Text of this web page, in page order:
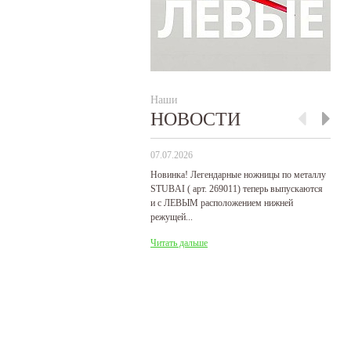
Наши
НОВОСТИ
07.07.2026
Новинка! Легендарные ножницы по металлу
STUBAI ( арт. 269011) теперь выпускаются
и с ЛЕВЫМ расположением нижней
режущей...
Читать дальше